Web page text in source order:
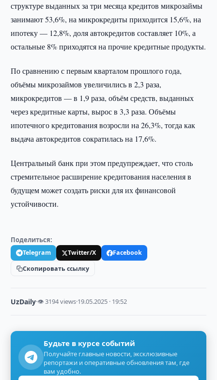
структуре выданных за три месяца кредитов микрозаймы
занимают 53,6%, на микрокредиты приходится 15,6%, на
ипотеку — 12,8%, доля автокредитов составляет 10%, а
остальные 8% приходятся на прочие кредитные продукты.
По сравнению с первым кварталом прошлого года,
объёмы микрозаймов увеличились в 2,3 раза,
микрокредитов — в 1,9 раза, объём средств, выданных
через кредитные карты, вырос в 3,3 раза. Объёмы
ипотечного кредитования возросли на 26,3%, тогда как
выдача автокредитов сократилась на 17,6%.
Центральный банк при этом предупреждает, что столь
стремительное расширение кредитования населения в
будущем может создать риски для их финансовой
устойчивости.
Поделиться:
Telegram Twitter/X
Facebook
Скопировать ссылку
UzDaily·👁 3194 views·19.05.2025 · 19:52
Будьте в курсе событий
Получайте главные новости, эксклюзивные
репортажи и оперативные обновления там, где
вам удобно.